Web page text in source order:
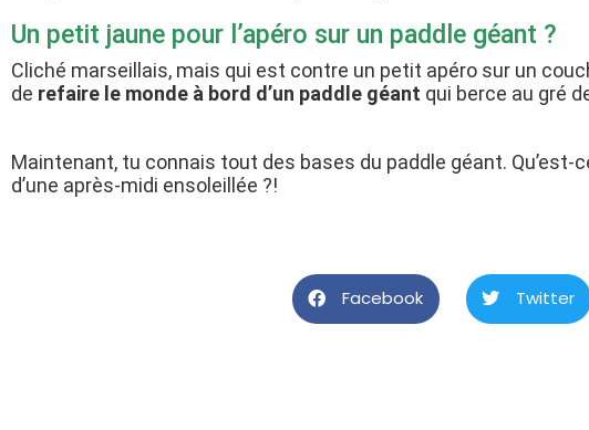
Un petit jaune pour l’apéro sur un paddle géant ?
Cliché marseillais, mais qui est contre un petit apéro sur un
de refaire le monde à bord d’un paddle géant qui berce au gré
Maintenant, tu connais tout des bases du paddle géant.
d’une après-midi ensoleillée ?!
Facebook Twitter